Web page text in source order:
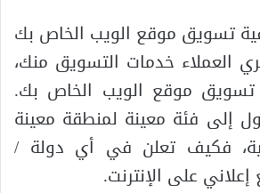
تسويق موقع الويب الخاص بك
العملاء خدمات التسويق منك،
تسويق موقع الويب الخاص بك.
إلى فئة معينة لمنطقة معينة
فكيف تعلن في أي دولة /
على الإنترنت.